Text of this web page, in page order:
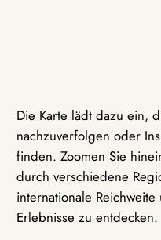
Die Karte lädt dazu ein,
nachzuverfolgen oder
finden. Zoomen Sie
durch verschiedene
internationale
Erlebnisse zu entdecken.